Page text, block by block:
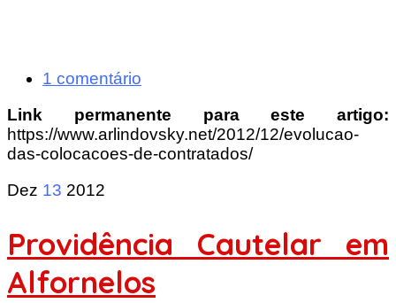
1 comentário
Link permanente para este artigo:
https://www.arlindovsky.net/2012/12/evolucao-
das-colocacoes-de-contratados/
Dez 13 2012
Providência Cautelar em
Alfornelos